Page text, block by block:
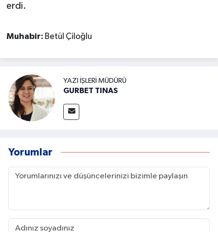
erdi.
Muhabir: Betül Çiloğlu
YAZI İŞLERI MÜDÜRÜ
GURBET TINAS
Yorumlar